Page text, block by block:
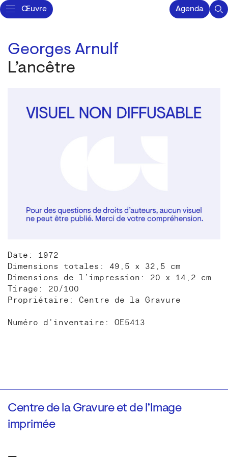
Œuvre Agenda
Georges Arnulf
L’ancêtre
Date: 1972
Dimensions totales: 49,5 x 32,5 cm
Dimensions de l’impression: 20 x 14,2 cm
Tirage: 20/100
Propriétaire: Centre de la Gravure
Numéro d'inventaire: OE5413
Centre de la Gravure et de l’Image
imprimée
—